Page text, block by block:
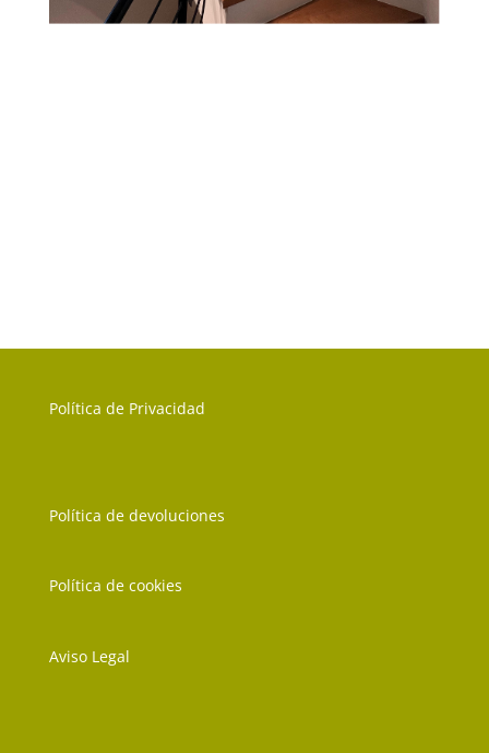
Política de Privacidad
Política de devoluciones
Política de cookies
Aviso Legal